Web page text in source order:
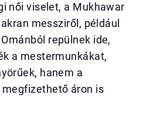
női viselet, a Mukhawar
messziről, például
repülnek ide,
a mestermunkákat,
hanem a
áron is